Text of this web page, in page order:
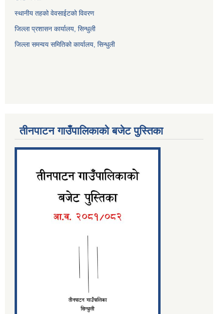
स्थानीय तहको वेवसाईटको विवरण
जिल्ला प्रशासन कार्यालय, सिन्धुली
जिल्ला समन्वय समितिको कार्यालय, सिन्धुली
तीनपाटन गाउँपालिकाको बजेट पुस्तिका